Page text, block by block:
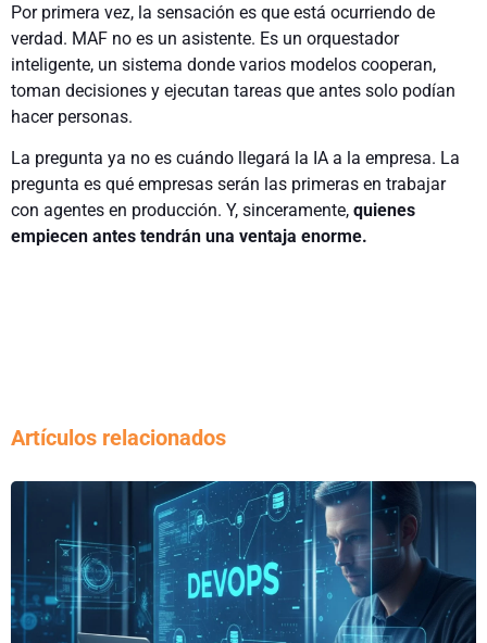
Por primera vez, la sensación es que está ocurriendo de
verdad. MAF no es un asistente. Es un orquestador
inteligente, un sistema donde varios modelos cooperan,
toman decisiones y ejecutan tareas que antes solo podían
hacer personas.
La pregunta ya no es cuándo llegará la IA a la empresa. La
pregunta es qué empresas serán las primeras en trabajar
con agentes en producción. Y, sinceramente, quienes
empiecen antes tendrán una ventaja enorme.
Artículos relacionados